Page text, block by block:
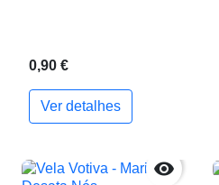
0,90 €
Ver detalhes
